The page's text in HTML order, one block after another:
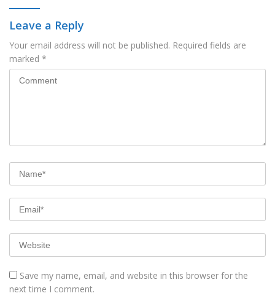
Leave a Reply
Your email address will not be published. Required fields are
marked *
Save my name, email, and website in this browser for the
next time I comment.